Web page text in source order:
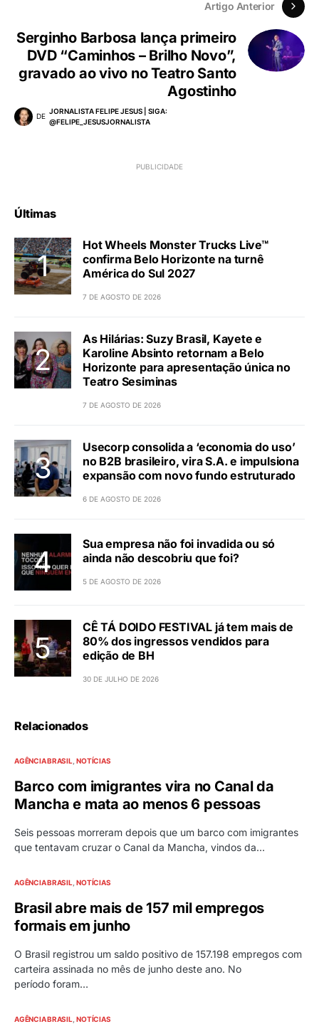
Artigo Anterior
Serginho Barbosa lança primeiro
DVD “Caminhos – Brilho Novo”,
gravado ao vivo no Teatro Santo
Agostinho
DE
JORNALISTA FELIPE JESUS | SIGA:
@FELIPE_JESUSJORNALISTA
Últimas
Hot Wheels Monster Trucks Live™
confirma Belo Horizonte na turnê
América do Sul 2027
7 DE AGOSTO DE 2026
As Hilárias: Suzy Brasil, Kayete e
Karoline Absinto retornam a Belo
Horizonte para apresentação única no
Teatro Sesiminas
7 DE AGOSTO DE 2026
Usecorp consolida a ‘economia do uso’
no B2B brasileiro, vira S.A. e impulsiona
expansão com novo fundo estruturado
6 DE AGOSTO DE 2026
Sua empresa não foi invadida ou só
ainda não descobriu que foi?
5 DE AGOSTO DE 2026
CÊ TÁ DOIDO FESTIVAL já tem mais de
80% dos ingressos vendidos para
edição de BH
30 DE JULHO DE 2026
Relacionados
AGÊNCIA BRASIL NOTÍCIAS
Barco com imigrantes vira no Canal da
Mancha e mata ao menos 6 pessoas
Seis pessoas morreram depois que um barco com imigrantes
que tentavam cruzar o Canal da Mancha, vindos da…
AGÊNCIA BRASIL NOTÍCIAS
Brasil abre mais de 157 mil empregos
formais em junho
O Brasil registrou um saldo positivo de 157.198 empregos com
carteira assinada no mês de junho deste ano. No
período foram…
AGÊNCIA BRASIL NOTÍCIAS